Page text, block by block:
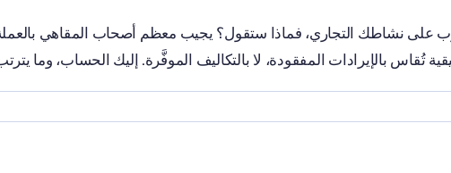
على نشاطك التجاري، فماذا ستقول؟ يجيب معظم أصحاب المقاهي بالعملة
بالإيرادات المفقودة، لا بالتكاليف الموفَّرة. إليك الحساب، وما